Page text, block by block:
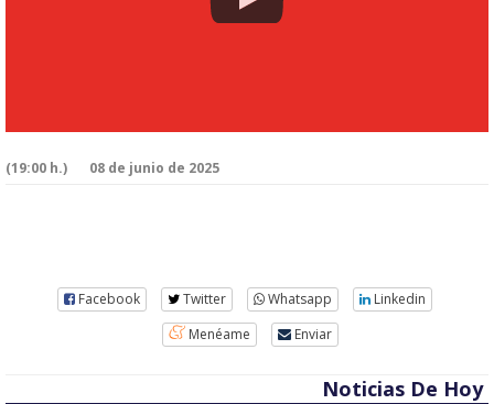
08 de junio de 2025
(19:00 h.)
Facebook Twitter Whatsapp
Linkedin
Menéame
Enviar
Noticias De Hoy